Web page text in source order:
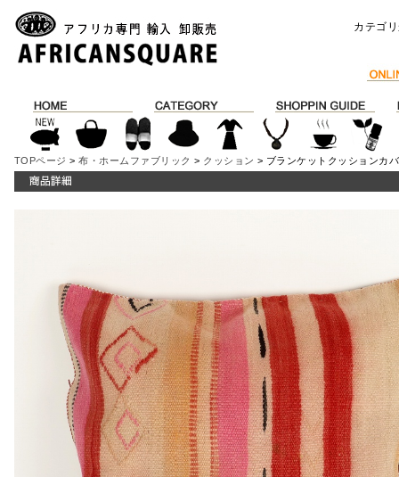
カテゴ
TOPページ >布・ホームファブリック > クッション > ブランケットクッションカ